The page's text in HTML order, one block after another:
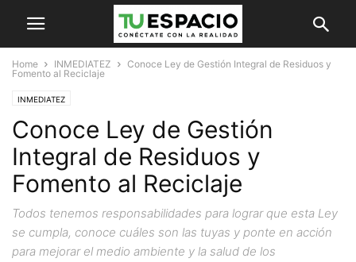
Home INMEDIATEZ
Conoce Ley de Gestión Integral de Residuos y
Fomento al Reciclaje
INMEDIATEZ
Conoce Ley de Gestión
Integral de Residuos y
Fomento al Reciclaje
Todos tenemos responsabilidades para lograr que esta Ley
se cumpla, conoce cuáles son las tuyas y ponte en acción
para mejorar el medio ambiente y la salud de los